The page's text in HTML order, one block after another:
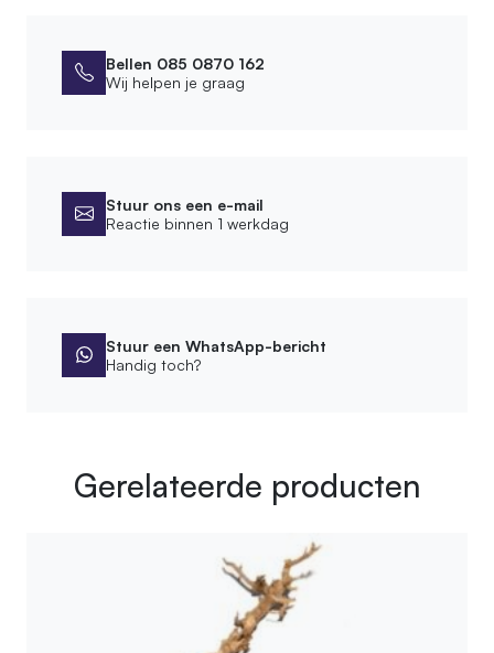
Bellen 085 0870 162
Wij helpen je graag
Stuur ons een e-mail
Reactie binnen 1 werkdag
Stuur een WhatsApp-bericht
Handig toch?
Gerelateerde producten